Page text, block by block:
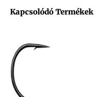
Kapcsolódó Termékek